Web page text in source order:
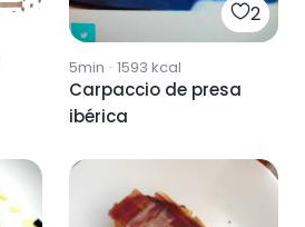
2
5min · 1593 kcal
Carpaccio de presa
ibérica